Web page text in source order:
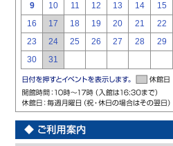
9 10 11 12 13 14 15
16 17 18 19 20 21 22
23 24 25 26 27 28 29
30 31